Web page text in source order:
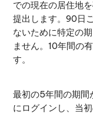
での現在の居住地
提出します。90日
ないために特定の
ません。10年間の
す。
最初の5年間の期間
にログインし、当